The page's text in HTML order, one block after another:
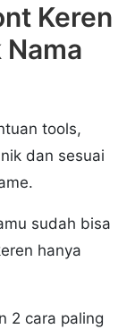
Keren
tools,
dan sesuai
sudah bisa
hanya
2 cara paling